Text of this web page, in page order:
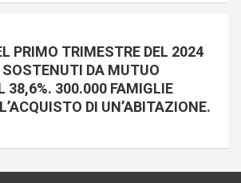
PRIMO TRIMESTRE DEL 2024
DA MUTUO
38,6%. 300.000 FAMIGLIE
DI UN’ABITAZIONE.